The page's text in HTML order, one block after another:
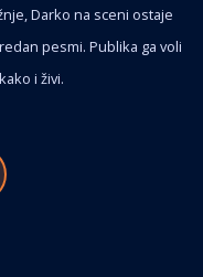
Darko na sceni ostaje
pesmi. Publika ga voli
i živi.